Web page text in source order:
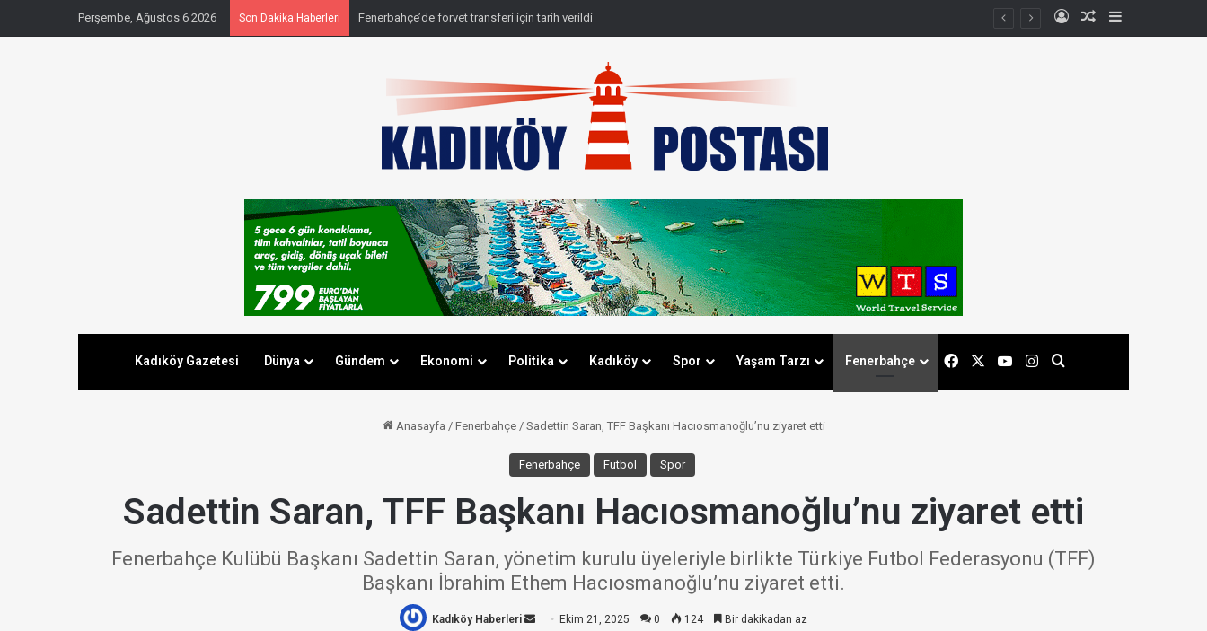
Perşembe, Ağustos 6 2026 Son Dakika Haberleri Fenerbahçe’de forvet transferi için tarih verildi Kayıt OlRastgele Makale
Kadıköy Gazetesi Dünya Gündem Ekonomi Politika Kadıköy Spor Yaşam Tarzı Fenerbahçe FacebookYouTubeInstagram
Anasayfa / Fenerbahçe / Sadettin Saran, TFF Başkanı Hacıosmanoğlu’nu ziyaret etti
Fenerbahçe Futbol Spor
Sadettin Saran, TFF Başkanı Hacıosmanoğlu’nu ziyaret etti
Fenerbahçe Kulübü Başkanı Sadettin Saran, yönetim kurulu üyeleriyle birlikte Türkiye Futbol Federasyonu (TFF)
Başkanı İbrahim Ethem Hacıosmanoğlu’nu ziyaret etti.
Kadıköy Haberleri Ekim 21, 2025 0 124 Bir dakikadan az